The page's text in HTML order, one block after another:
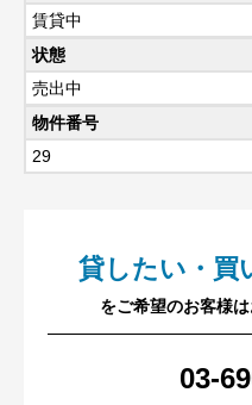
賃貸中
状態
売出中
物件番号
29
貸したい・買
をご希望のお客様
03-